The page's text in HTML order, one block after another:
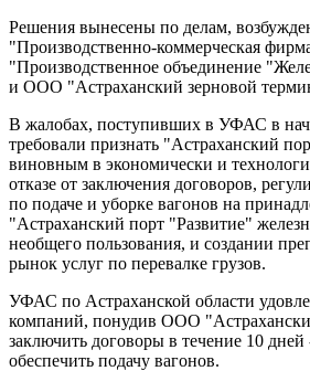
Решения вынесены по делам,
"Производственно-коммерческая
"Производственное объединение
и ООО "Астраханский зерновой
В жалобах, поступивших в УФАС в
требовали признать "Астраханский
виновным в экономически и
отказе от заключения договоров,
по подаче и уборке вагонов на
"Астраханский порт "Развитие"
необщего пользования, и создании
рынок услуг по перевалке грузов.
УФАС по Астраханской области
компаний, понудив ООО
заключить договоры в течение 10 дней
обеспечить подачу вагонов.